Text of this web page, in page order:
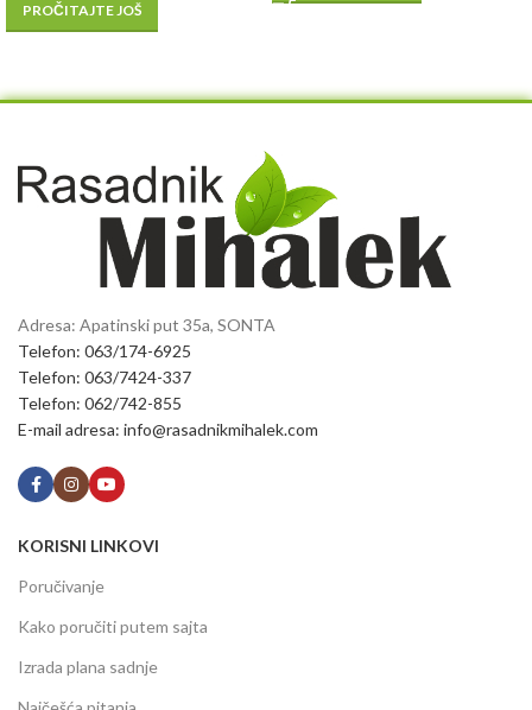
PROČITAJTE JOŠ
Adresa: Apatinski put 35a, SONTA
Telefon: 063/174-6925
Telefon: 063/7424-337
Telefon: 062/742-855
E-mail adresa: info@rasadnikmihalek.com
KORISNI LINKOVI
Poručivanje
Kako poručiti putem sajta
Izrada plana sadnje